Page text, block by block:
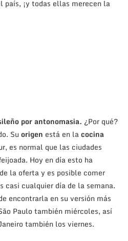
país, ¡y todas ellas merecen la
por antonomasia. ¿Por qué?
Su origen está en lacocina
es normal que las ciudades
Hoy en día esto ha
la oferta y es posible comer
casi cualquier día de la semana.
encontrarla en su versión más
Paulo también miércoles, así
también los viernes.